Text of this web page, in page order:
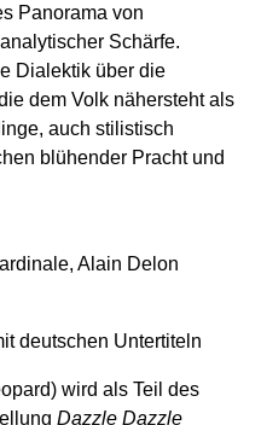
Panorama von
Schärfe.
Dialektik über die
dem Volk nähersteht als
auch stilistisch
blühender Pracht und
Alain Delon
deutschen Untertiteln
wird als Teil des
Dazzle Dazzle